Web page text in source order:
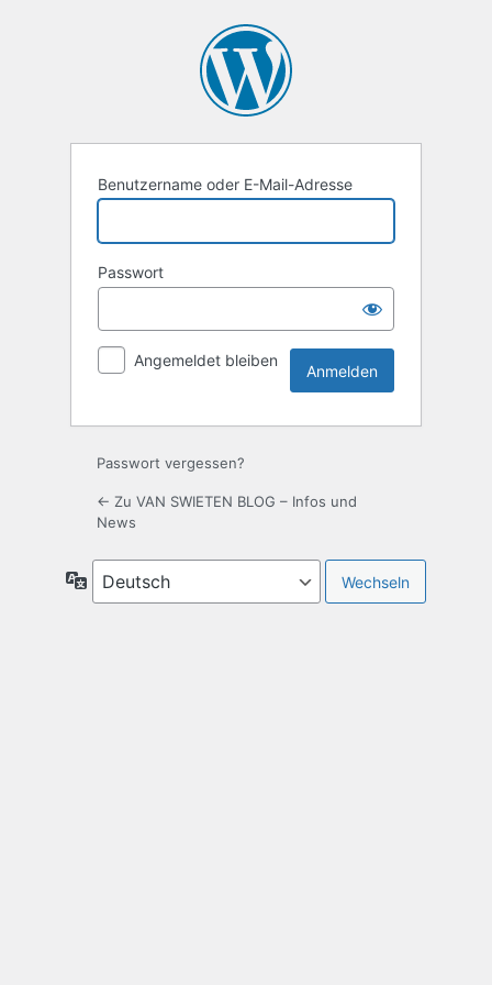
Benutzername oder E-Mail-Adresse
Passwort
Angemeldet bleiben
Passwort vergessen?
← Zu VAN SWIETEN BLOG – Infos und
News
Sprache